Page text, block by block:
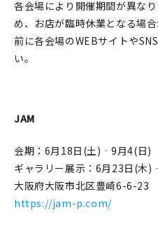
各会場により開催期間が異な
め、お店が臨時休業となる場
前に各会場のWEBサイトや
い。
JAM
会期：6月18日(土)‐9月4(日)
ギャラリー展示：6月23日(木
大阪府大阪市北区豊崎6-6-23
https://jam-p.com/